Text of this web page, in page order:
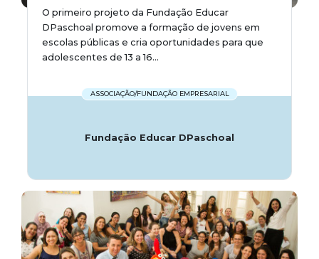
O primeiro projeto da Fundação Educar
DPaschoal promove a formação de jovens em
escolas públicas e cria oportunidades para que
adolescentes de 13 a 16...
ASSOCIAÇÃO/FUNDAÇÃO EMPRESARIAL
Fundação Educar DPaschoal